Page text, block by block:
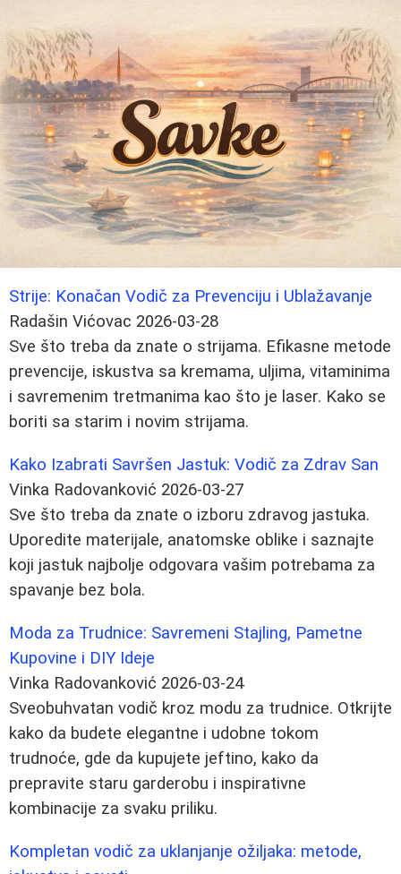
Strije: Konačan Vodič za Prevenciju i Ublažavanje
Radašin Vićovac 2026-03-28
Sve što treba da znate o strijama. Efikasne metode
prevencije, iskustva sa kremama, uljima, vitaminima
i savremenim tretmanima kao što je laser. Kako se
boriti sa starim i novim strijama.
Kako Izabrati Savršen Jastuk: Vodič za Zdrav San
Vinka Radovanković 2026-03-27
Sve što treba da znate o izboru zdravog jastuka.
Uporedite materijale, anatomske oblike i saznajte
koji jastuk najbolje odgovara vašim potrebama za
spavanje bez bola.
Moda za Trudnice: Savremeni Stajling, Pametne
Kupovine i DIY Ideje
Vinka Radovanković 2026-03-24
Sveobuhvatan vodič kroz modu za trudnice. Otkrijte
kako da budete elegantne i udobne tokom
trudnoće, gde da kupujete jeftino, kako da
prepravite staru garderobu i inspirativne
kombinacije za svaku priliku.
Kompletan vodič za uklanjanje ožiljaka: metode,